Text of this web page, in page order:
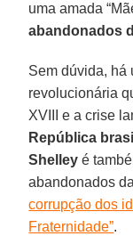
uma amada
abandonados
Sem dúvida, há
revolucionária
XVIII e a crise
República
Shelley é
abandonados da
corrupção dos
Fraternidade”.